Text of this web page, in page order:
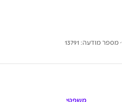
· מספר מודעה: 13791
משפטי